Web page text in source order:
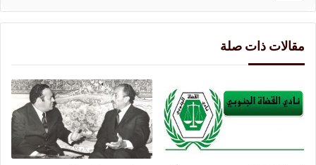
مقالات ذات صلة